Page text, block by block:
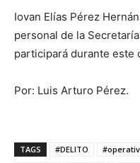
Iovan Elías Pérez
personal de la
participará durante este
Por: Luis Arturo Pérez.
TAGS #DELITO